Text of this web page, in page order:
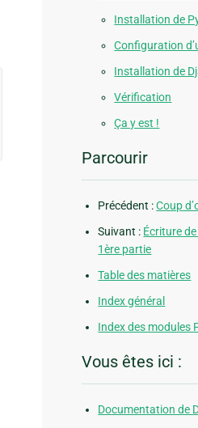
Installation de
Configuration
Installation de
Vérification
Ça y est !
Parcourir
Précédent :Coup
Suivant : Écriture
1ère partie
Table des matières
Index général
Index des modules
Vous êtes ici :
Documentation de